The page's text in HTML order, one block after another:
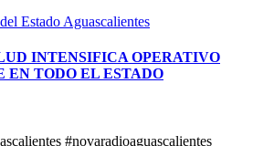
Estado Aguascalientes
INTENSIFICA OPERATIVO
EN TODO EL ESTADO
#novaradioaguascalientes